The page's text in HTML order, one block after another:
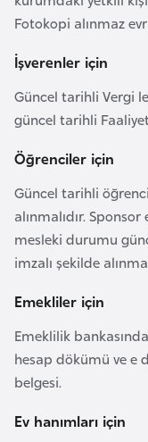
Fotokopi alınmaz
İşverenler için
Güncel tarihli Vergi
güncel tarihli
Öğrenciler için
Güncel tarihli
alınmalıdır.
mesleki durumu
imzalı şekilde
Emekliler için
Emeklilik
hesap dökümü ve e
belgesi.
Ev hanımları için
t
r
e
r
a
k
İ
l
a
n
d